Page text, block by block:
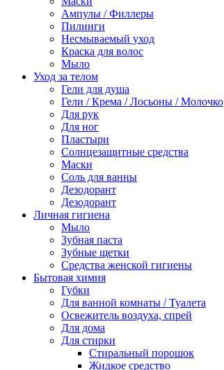
Ампулы / Филлеры
Пилинги
Несмываемый уход
Краска для волос
Мыло
Уход за телом
Гели для душа
Гели / Крема / Лосьоны / Молочко
Для рук
Для ног
Пластыри
Солнцезащитные средства
Маски
Соль для ванны
Дезодорант
Дезодорант
Личная гигиена
Мыло
Зубная паста
Зубные щетки
Средства женской гигиены
Бытовая химия
Губки
Для ванной комнаты / Туалета
Освежитель воздуха, спрей
Для дома
Для стирки
Стиральный порошок
Жидкое средство